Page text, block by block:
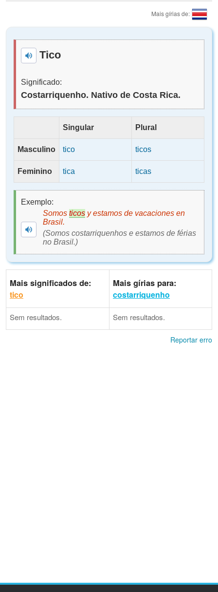
Mais gírias de:
Tico
Significado:
Costarriquenho. Nativo de Costa Rica.
Singular Plural
Masculino tico ticos
Feminino tica ticas
Exemplo:
Somos ticos y estamos de vacaciones en
Brasil.
(Somos costarriquenhos e estamos de férias
no Brasil.)
Mais significados de:
tico
Mais gírias para:
costarriquenho
Sem resultados. Sem resultados.
Reportar erro